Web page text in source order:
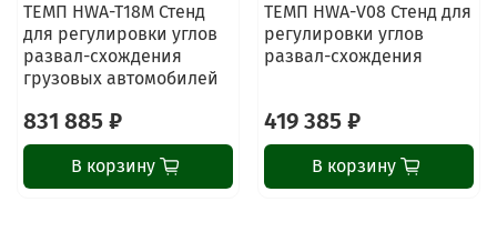
ТЕМП HWA-T18M Стенд
для регулировки углов
развал-схождения
грузовых автомобилей
831 885 ₽
В корзину
ТЕМП HWA-V08 Стенд для
регулировки углов
развал-схождения
419 385 ₽
В корзину